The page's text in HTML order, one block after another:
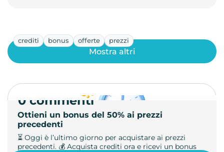
crediti bonus offerte prezzi
Ottieni un bonus del 50% ai prezzi
precedenti
⏳ Oggi è l’ultimo giorno per acquistare ai prezzi
precedenti. 💰 Acquista crediti ora e ricevi un bonus
Mostra altri
0 commenti